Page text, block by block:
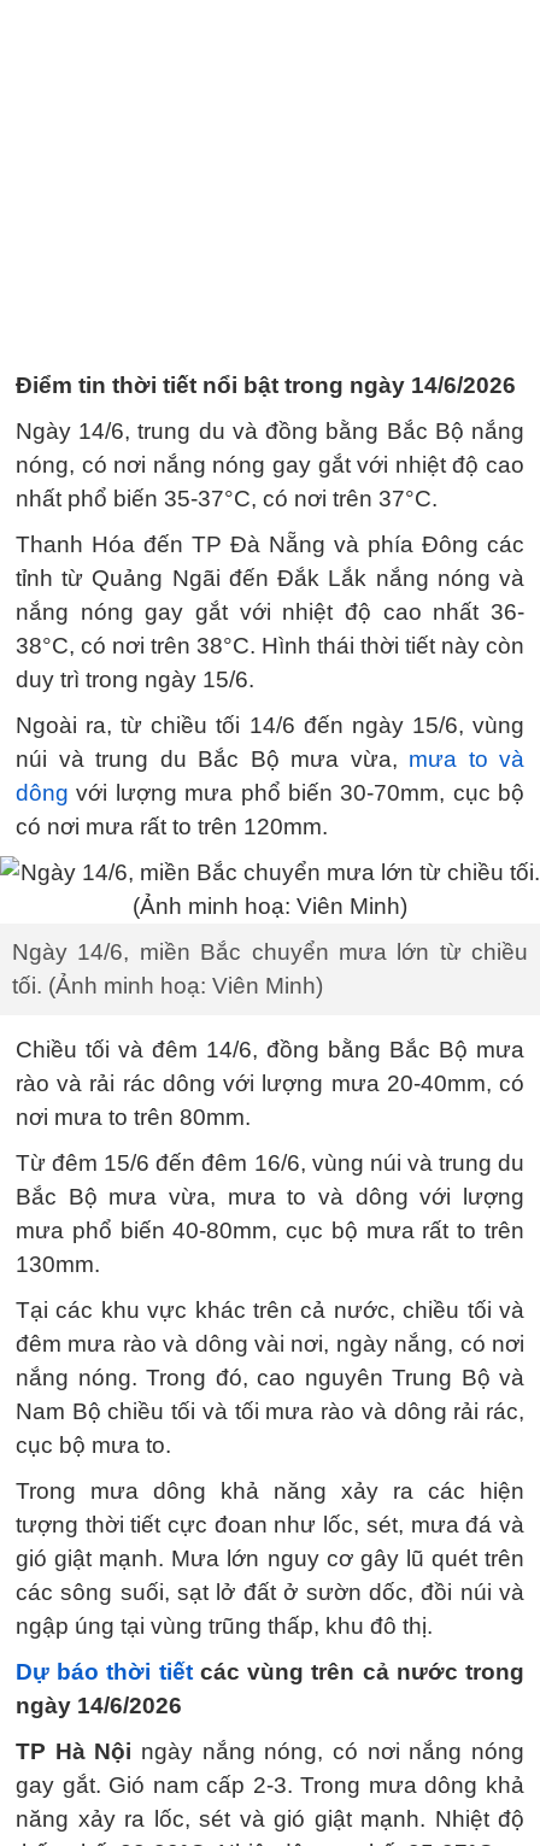
Điểm tin thời tiết nổi bật trong ngày 14/6/2026
Ngày 14/6, trung du và đồng bằng Bắc Bộ nắng
nóng, có nơi nắng nóng gay gắt với nhiệt độ cao
nhất phổ biến 35-37°C, có nơi trên 37°C.
Thanh Hóa đến TP Đà Nẵng và phía Đông các
tỉnh từ Quảng Ngãi đến Đắk Lắk nắng nóng và
nắng nóng gay gắt với nhiệt độ cao nhất 36-
38°C, có nơi trên 38°C. Hình thái thời tiết này còn
duy trì trong ngày 15/6.
Ngoài ra, từ chiều tối 14/6 đến ngày 15/6, vùng
núi và trung du Bắc Bộ mưa vừa, mưa to và
dông với lượng mưa phổ biến 30-70mm, cục bộ
có nơi mưa rất to trên 120mm.
Ngày 14/6, miền Bắc chuyển mưa lớn từ chiều
tối. (Ảnh minh hoạ: Viên Minh)
Chiều tối và đêm 14/6, đồng bằng Bắc Bộ mưa
rào và rải rác dông với lượng mưa 20-40mm, có
nơi mưa to trên 80mm.
Từ đêm 15/6 đến đêm 16/6, vùng núi và trung du
Bắc Bộ mưa vừa, mưa to và dông với lượng
mưa phổ biến 40-80mm, cục bộ mưa rất to trên
130mm.
Tại các khu vực khác trên cả nước, chiều tối và
đêm mưa rào và dông vài nơi, ngày nắng, có nơi
nắng nóng. Trong đó, cao nguyên Trung Bộ và
Nam Bộ chiều tối và tối mưa rào và dông rải rác,
cục bộ mưa to.
Trong mưa dông khả năng xảy ra các hiện
tượng thời tiết cực đoan như lốc, sét, mưa đá và
gió giật mạnh. Mưa lớn nguy cơ gây lũ quét trên
các sông suối, sạt lở đất ở sườn dốc, đồi núi và
ngập úng tại vùng trũng thấp, khu đô thị.
Dự báo thời tiếtcác vùng trên cả nước trong
ngày 14/6/2026
TP Hà Nội ngày nắng nóng, có nơi nắng nóng
gay gắt. Gió nam cấp 2-3. Trong mưa dông khả
năng xảy ra lốc, sét và gió giật mạnh. Nhiệt độ